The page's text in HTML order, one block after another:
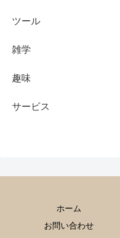
ツール
雑学
趣味
サービス
ホーム
お問い合わせ